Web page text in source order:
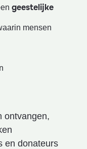
geestelijke
mensen
ontvangen,
en donateurs